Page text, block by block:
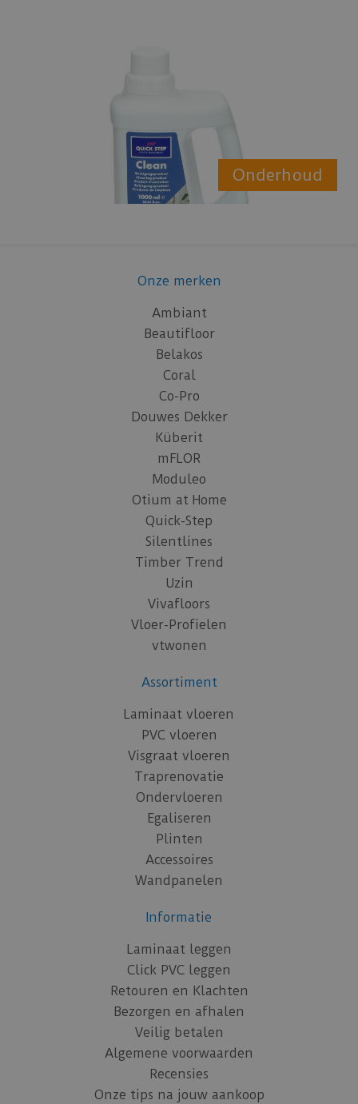
Onderhoud
Onze merken
Ambiant
Beautifloor
Belakos
Coral
Co-Pro
Douwes Dekker
Küberit
mFLOR
Moduleo
Otium at Home
Quick-Step
Silentlines
Timber Trend
Uzin
Vivafloors
Vloer-Profielen
vtwonen
Assortiment
Laminaat vloeren
PVC vloeren
Visgraat vloeren
Traprenovatie
Ondervloeren
Egaliseren
Plinten
Accessoires
Wandpanelen
Informatie
Laminaat leggen
Click PVC leggen
Retouren en Klachten
Bezorgen en afhalen
Veilig betalen
Algemene voorwaarden
Recensies
Onze tips na jouw aankoop